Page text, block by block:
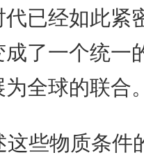
已经如此紧
了一个统一
为全球的联合
这些物质条件